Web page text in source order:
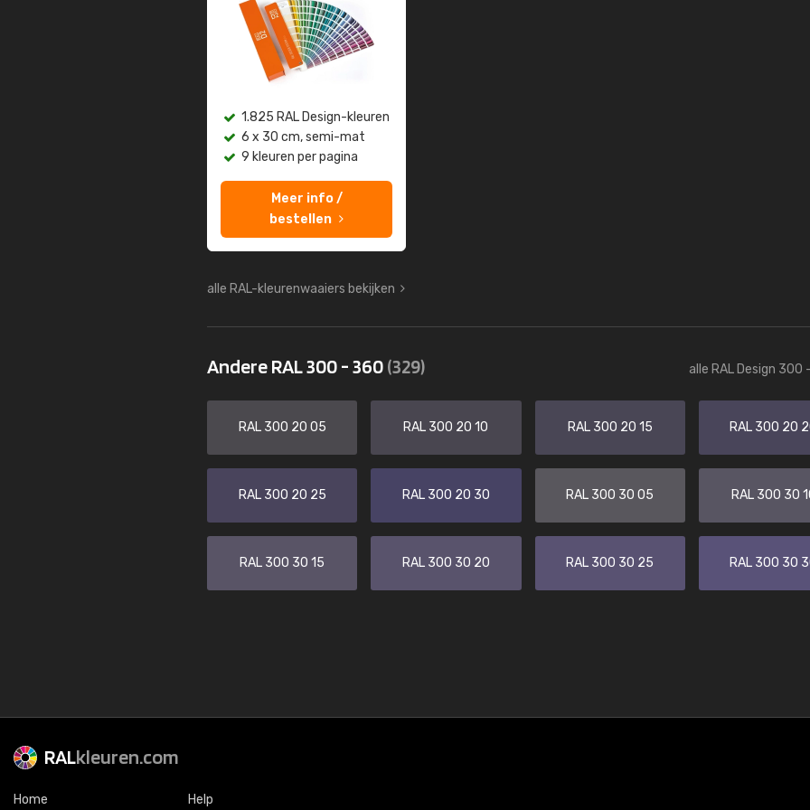
1.825 RAL Design-kleuren
6 x 30 cm, semi-mat
9 kleuren per pagina
Meer info /
bestellen
alle RAL-kleurenwaaiers bekijken
Andere RAL 300 - 360(329) alle RAL Design 300
RAL 300 20 05 RAL 300 20 10 RAL 300 20 15 RAL 300 20
RAL 300 20 25 RAL 300 20 30 RAL 300 30 05 RAL 300 30
RAL 300 30 15 RAL 300 30 20 RAL 300 30 25 RAL 300 30
RALkleuren.com
Home Help